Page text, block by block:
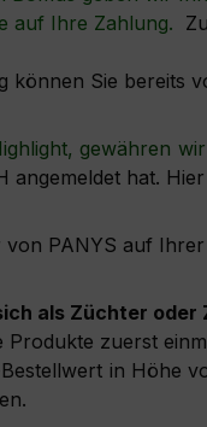
auf Ihre Zahlung.
können Sie bereits
gewähren
angemeldet hat.
von PANYS auf
als Züchter oder
Produkte zuerst
in Höhe